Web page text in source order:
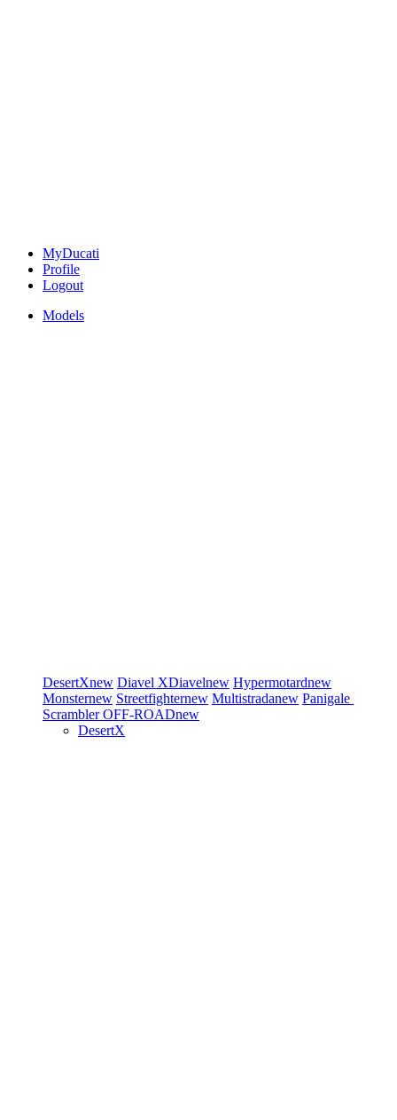
MyDucati
Profile
Logout
Models
DesertXnew Diavel XDiavelnew Hypermotardnew
Monsternew Streetfighternew Multistradanew Panigale
ScramblerOFF-ROADnew
DesertX